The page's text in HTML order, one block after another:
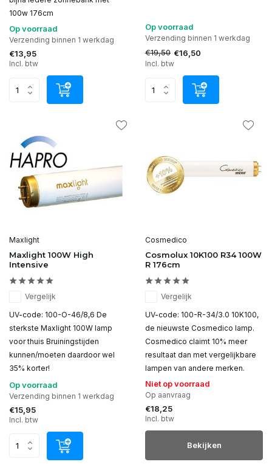
100w 176cm
Op voorraad
Verzending binnen 1 werkdag
€13,95
Incl. btw
Op voorraad
Verzending binnen 1 werkdag
€19,50 €16,50
Incl. btw
Maxlight
Maxlight 100W High
Intensive
Vergelijk
UV-code: 100-O-46/8,6 De
sterkste Maxlight 100W lamp
voor thuis Bruiningstijden
kunnen/moeten daardoor wel
35% korter!
Op voorraad
Verzending binnen 1 werkdag
€15,95
Incl. btw
Cosmedico
Cosmolux 10K100 R34 100W
R 176cm
Vergelijk
UV-code: 100-R-34/3.0 10K100,
de nieuwste Cosmedico lamp.
Cosmedico claimt 10% meer
resultaat dan met vergelijkbare
lampen van andere merken.
Niet op voorraad
Op aanvraag
€18,25
Incl. btw
Bekijken